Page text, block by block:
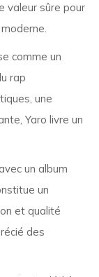
valeur sûre pour
comme un
rap
une
Yaro livre un
un album
un
et qualité
des